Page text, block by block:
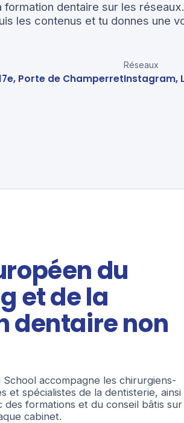
dentaire sur les
les contenus et tu donnes une
Porte de Champerret
Réseaux
Instagram,
du
et de la
dentaire non
School accompagne les chirurgiens-
et spécialistes de la dentisterie, ainsi
des formations et du conseil bâtis sur
cabinet.